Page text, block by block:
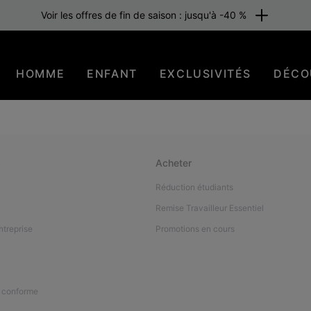
Voir les offres de fin de saison : jusqu'à -40 %
HOMME ENFANT EXCLUSIVITÉS
Acheter
Réduction étudiants
Remise Travailleur Essentiel
Promotions en cours